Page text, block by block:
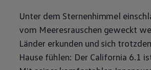
Unter dem Sternenhimmel
vom Meeresrauschen geweckt
Länder erkunden und sich
Hause fühlen: Der California 6.1